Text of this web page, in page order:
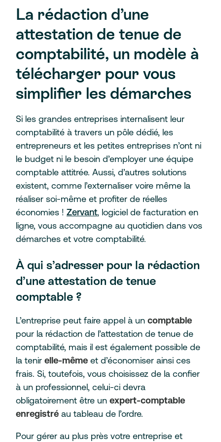
La rédaction d’une
attestation de tenue de
comptabilité, un modèle à
télécharger pour vous
simplifier les démarches
Si les grandes entreprises internalisent leur
comptabilité à travers un pôle dédié, les
entrepreneurs et les petites entreprises n’ont ni
le budget ni le besoin d’employer une équipe
comptable attitrée. Aussi, d’autres solutions
existent, comme l’externaliser voire même la
réaliser soi-même et profiter de réelles
économies ! Zervant, logiciel de facturation en
ligne, vous accompagne au quotidien dans vos
démarches et votre comptabilité.
À qui s’adresser pour la rédaction
d’une attestation de tenue
comptable ?
L’entreprise peut faire appel à un comptable
pour la rédaction de l’attestation de tenue de
comptabilité, mais il est également possible de
la tenir elle-mêmeet d’économiser ainsi ces
frais. Si, toutefois, vous choisissez de la confier
à un professionnel, celui-ci devra
obligatoirement être un expert-comptable
enregistréau tableau de l’ordre.
Pour gérer au plus près votre entreprise et